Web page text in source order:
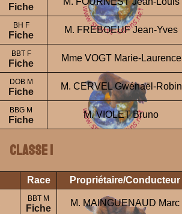
Fiche
BH F
Fiche
M. FREBOEUF Jean-Yves
BBT F
Fiche
Mme VOGT Marie-Laurence
DOB M
Fiche
M. CERVEL Gwénaël-Robin
BBG M
Fiche
M. VIOLET Bruno
Classe 1
Race Propriétaire/Conducteur
BBT M
Fiche
M. MAINGUENAUD Marc